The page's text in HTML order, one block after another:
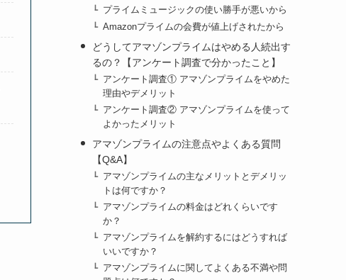
プライムミュージックの使い勝手が悪いから
Amazonプライムの会費が値上げされたから
どうしてアマゾンプライムはやめる人続出す
るの？【アンケート調査で分かったこと】
アンケート調査① アマゾンプライムをやめた
理由やデメリット
アンケート調査② アマゾンプライムを使って
よかったメリット
アマゾンプライムの注意点やよくある質問
【Q&A】
アマゾンプライムの主なメリットとデメリッ
トは何ですか？
アマゾンプライムの料金はどれくらいです
か？
アマゾンプライムを解約するにはどうすれば
いいですか？
アマゾンプライムに関してよくある不満や問